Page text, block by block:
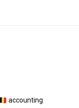
accounting